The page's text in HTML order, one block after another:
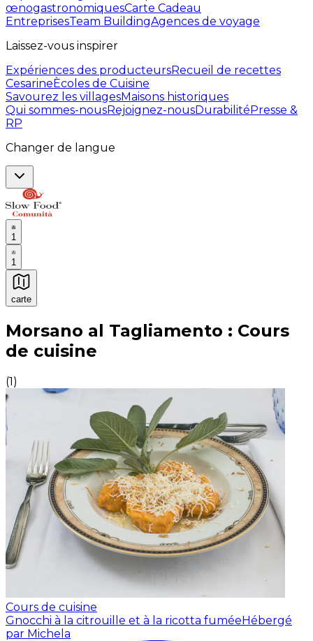
œnogastronomiquesCarte Cadeau
EntreprisesTeam BuildingAgences de voyage
Laissez-vous inspirer
Expériences des producteursRecueil de recettes
CesarineÈcoles de Cuisine
Savourez les villagesMaisons historiques
Qui sommes-nousRejoignez-nousDurabilitéPresse &
RP
Changer de langue
1
1
carte
Expériences culinaires inoubliables : Expériences
Morsano al Tagliamento : Cours
de cuisine
(1)
Cours de cuisine
Gnocchi à la citrouille et à la ricotta fuméeHébergé
par Michela